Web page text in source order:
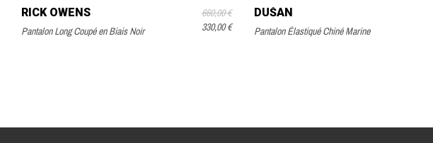
RICK OWENS
Pantalon Long Coupé en Biais Noir
660,00 €
330,00 €
DUŠAN
Pantalon Élastiqué Chiné Marine